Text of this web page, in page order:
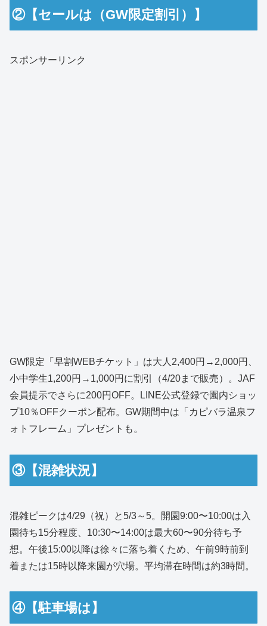
②【セールは（GW限定割引）】
スポンサーリンク
GW限定「早割WEBチケット」は大人2,400円→2,000円、
小中学生1,200円→1,000円に割引（4/20まで販売）。JAF
会員提示でさらに200円OFF。LINE公式登録で園内ショッ
プ10％OFFクーポン配布。GW期間中は「カピバラ温泉フ
ォトフレーム」プレゼントも。
③【混雑状況】
混雑ピークは4/29（祝）と5/3～5。開園9:00〜10:00は入
園待ち15分程度、10:30〜14:00は最大60〜90分待ち予
想。午後15:00以降は徐々に落ち着くため、午前9時前到
着または15時以降来園が穴場。平均滞在時間は約3時間。
④【駐車場は】